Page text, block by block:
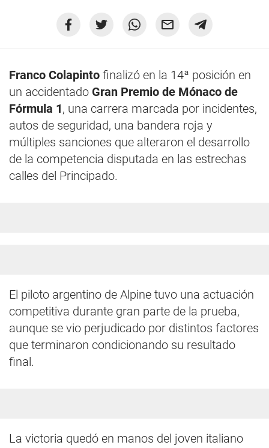
Franco Colapinto finalizó en la 14ª posición en
un accidentado Gran Premio de Mónaco de
Fórmula 1, una carrera marcada por incidentes,
autos de seguridad, una bandera roja y
múltiples sanciones que alteraron el desarrollo
de la competencia disputada en las estrechas
calles del Principado.
El piloto argentino de Alpine tuvo una actuación
competitiva durante gran parte de la prueba,
aunque se vio perjudicado por distintos factores
que terminaron condicionando su resultado
final.
La victoria quedó en manos del joven italiano